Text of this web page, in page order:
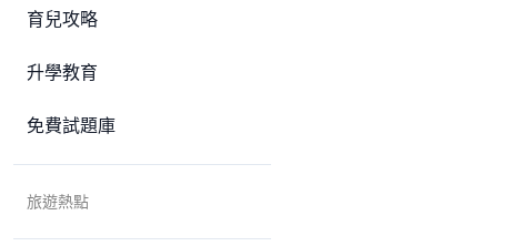
育兒攻略
升學教育
免費試題庫
旅遊熱點